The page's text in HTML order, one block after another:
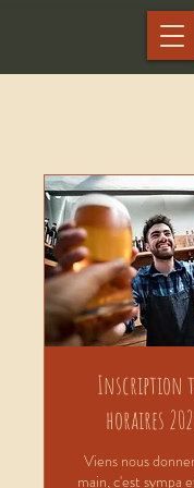
Inscription
horaires
Viens nous
main, c'est sympa